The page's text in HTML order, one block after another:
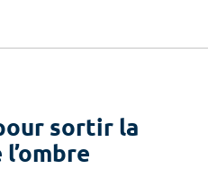
sortir la